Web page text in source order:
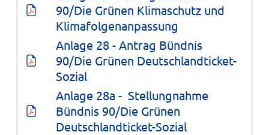
90/Die Grünen Klimaschutz und
Klimafolgenanpassung
Anlage 28 - Antrag Bündnis
90/Die Grünen Deutschlandticket-
Sozial
Anlage 28a -  Stellungnahme
Bündnis 90/Die Grünen
Deutschlandticket-Sozial